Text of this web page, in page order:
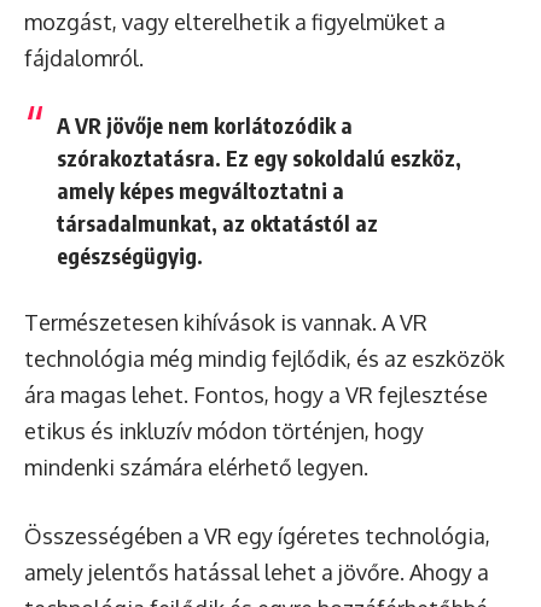
mozgást, vagy elterelhetik a figyelmüket a
fájdalomról.
A VR jövője nem korlátozódik a
szórakoztatásra. Ez egy sokoldalú eszköz,
amely képes megváltoztatni a
társadalmunkat, az oktatástól az
egészségügyig.
Természetesen kihívások is vannak. A VR
technológia még mindig fejlődik, és az eszközök
ára magas lehet. Fontos, hogy a VR fejlesztése
etikus és inkluzív módon történjen, hogy
mindenki számára elérhető legyen.
Összességében a VR egy ígéretes technológia,
amely jelentős hatással lehet a jövőre. Ahogy a